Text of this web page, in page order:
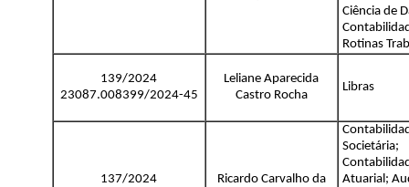
Ciência de
Rotinas
139/2024
23087.008399/2024-45
Leliane Aparecida
Castro Rocha
Libras
137/2024
Ricardo Carvalho da
Societária;
Atuarial;